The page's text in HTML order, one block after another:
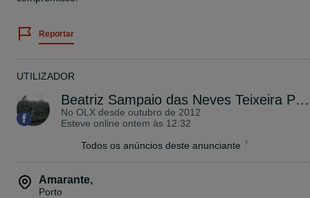
Reportar
UTILIZADOR
Beatriz Sampaio das Neves Teixeira Pereira
No OLX desde outubro de 2012
Esteve online ontem às 12:32
Todos os anúncios deste anunciante
Amarante,
Porto